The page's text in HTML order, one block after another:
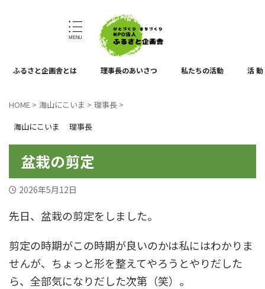
ふるさと企画舎とは 理事長のあいさつ 私たちの活動 活 動
HOME > 海山にこいま > 理事長 >
海山にこいま
理事長
盆栽の剪定
2026年5月12日
先日、盆栽の剪定をしました。
剪定の時期がこの時期が良いのかは私にはわかりま
せんが、ちょっと形を整えてやろうとやりだした
ら、全部気になりだした次第（笑）。